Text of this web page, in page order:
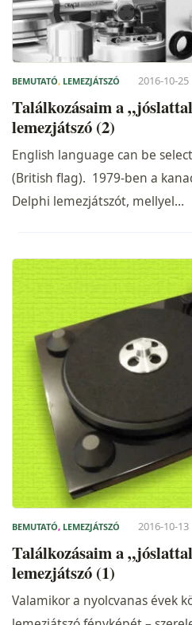
BEMUTATÓ, LEMEZJÁTSZÓ 2016-10-25
Találkozásaim a
lemezjátszó (2)
English language can be
(British flag). 1979-ben a
Delphi lemezjátszót, mellyel…
BEMUTATÓ, LEMEZJÁTSZÓ 2016-10-13
Találkozásaim a
lemezjátszó (1)
Valamikor a nyolcvanas évek